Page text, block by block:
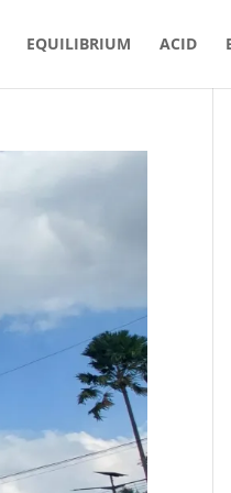
EQUILIBRIUM ACID